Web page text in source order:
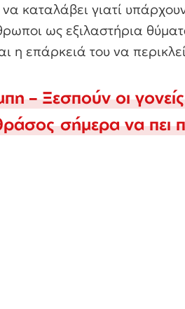
καταλάβει γιατί
ως εξιλαστήρια
η επάρκειά του να
– Ξεσπούν οι
σήμερα να πει